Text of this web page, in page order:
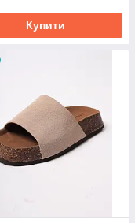
Купити